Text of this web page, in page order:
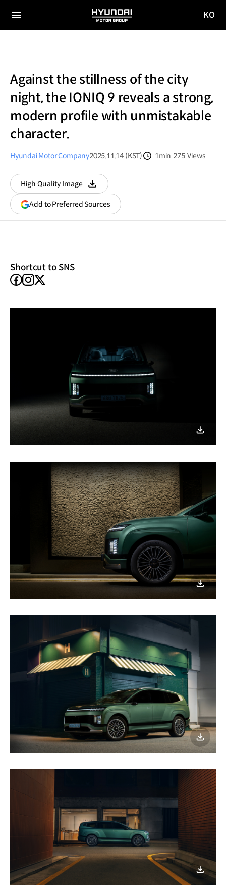
전체
HYUNDAI
MOTOR
KO
Against the stillness of the city
night, the IONIQ 9 reveals a strong,
modern profile with unmistakable
character.
Hyundai Motor Company2025.11.14 (KST)
1min 275 Views
High Quality Image
다운로드
Add to Preferred Sources(opens
in
Shortcut to SNS
facebook
instagram
X
이미지
다운로드
이미지
다운로드
이미지
다운로드
이미지
다운로드